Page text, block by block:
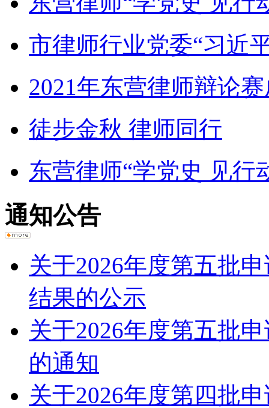
市律师行业党委“习近
2021年东营律师辩论
徒步金秋 律师同行
东营律师“学党史 见行
通知公告
关于2026年度第五批
结果的公示
关于2026年度第五批
的通知
关于2026年度第四批